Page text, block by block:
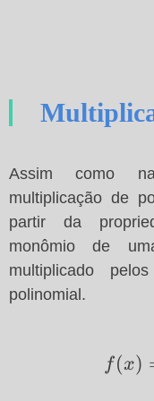
Assim como
multiplicação de
partir da
monômio de
multiplicado
polinomial.
f (x)